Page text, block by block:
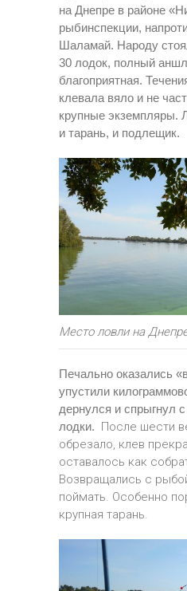
на Днепре в районе
рыбинспекции,
Шаламай. Народу
30 лодок, полный
благоприятная.
клевала вяло и не
крупные экземпляры.
и тарань, и подлещик.
Место ловли на
Печально оказались
упустили
дернулся и спрыгнул
лодки.
После шести
обрезало, клев
оставалось как
Возвращались с
поймать. Особенно
крупная тарань.